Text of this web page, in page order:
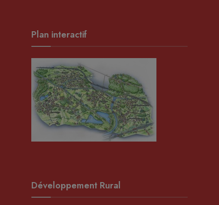
Plan interactif
Développement Rural